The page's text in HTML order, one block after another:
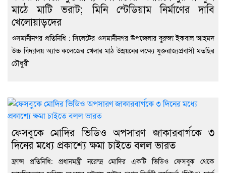
মাঠে মাটি ভরাট; মিনি স্টেডিয়াম নির্মাণের দাবি
খেলোয়াড়দের
ওসমানীনগর প্রতিনিধি : সিলেটের ওসমানীনগর উপজেলার বুরুঙ্গা ইকবাল আহমদ
উচ্চ বিদ্যালয় অ্যান্ড কলেজের খেলার মাঠ উন্নয়নের লক্ষ্যে যুক্তরাজ্যপ্রবাসী মতছির
চৌধুরী
ফেসবুকে মোদির ভিডিও অপসারণ জাকারবার্গকে ৩
দিনের মধ্যে প্রকাশ্যে ক্ষমা চাইতে বলল ভারত
ফ্রান্স প্রতিনিধি: প্রধানমন্ত্রী নরেন্দ্র মোদির একটি ভিডিও ফেসবুক থেকে